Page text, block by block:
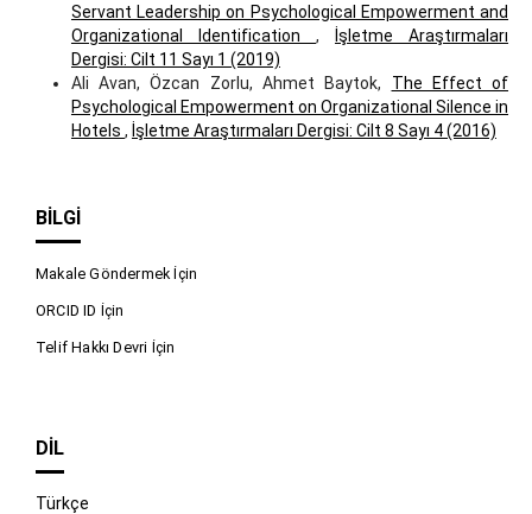
Servant Leadership on Psychological Empowerment and
Organizational Identification ,
İşletme Araştırmaları
Dergisi: Cilt 11 Sayı 1 (2019)
Ali Avan, Özcan Zorlu, Ahmet Baytok, The Effect of
Psychological Empowerment on Organizational Silence in
Hotels , İşletme Araştırmaları Dergisi: Cilt 8 Sayı 4 (2016)
BILGI
Makale Göndermek İçin
ORCID ID İçin
Telif Hakkı Devri İçin
DIL
Türkçe